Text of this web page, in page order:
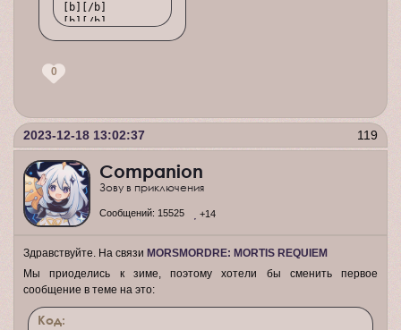
[b][/b]
[b][/b]
[tr]
[td][align=center][b][size=18][font=Times New
[td][align=center][b][size=18][font=Times New
[td][align=center][b][size=18][font=Times New
[td][align=center][b][size=18][font=Times New
[/tr]
[tr]
[td][align=center][size=16][font=Times New
[td][align=center][size=16][font=Times New
[td][align=center][size=16][font=Times New
[td][align=center][size=16][font=Times New
[/tr]
[b][/b]
[align=center][b]•   •   •   •   •   •   •   •
0
119
2023-12-18 13:02:37
Companion
Зову в приключения
Сообщений: 15525 +14
Здравствуйте. На связи MORSMORDRE: MORTIS REQUIEM
Мы приоделись к зиме, поэтому хотели бы сменить первое
сообщение в теме на это:
Код: